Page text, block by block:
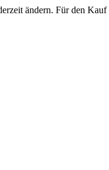
ändern. Für den Kauf